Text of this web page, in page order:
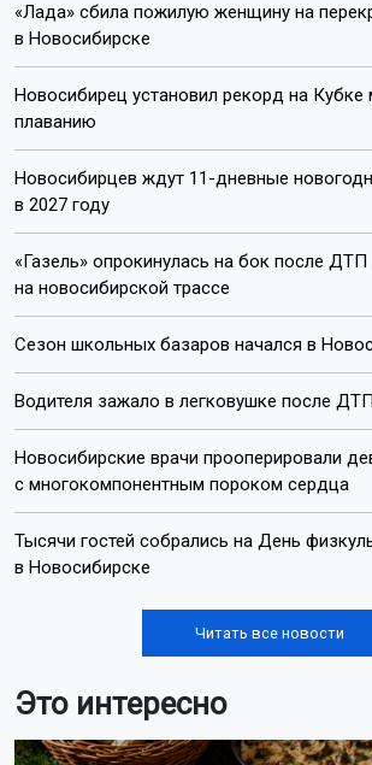
«Лада» сбила пожилую женщину на
в Новосибирске
Новосибирец установил рекорд на Кубке
плаванию
Новосибирцев ждут 11-дневные
в 2027 году
«Газель» опрокинулась на бок после ДТП
на новосибирской трассе
Сезон школьных базаров начался в
Водителя зажало в легковушке после
Новосибирские врачи прооперировали
с многокомпонентным пороком сердца
Тысячи гостей собрались на День
в Новосибирске
Читать все новости
Это интересно